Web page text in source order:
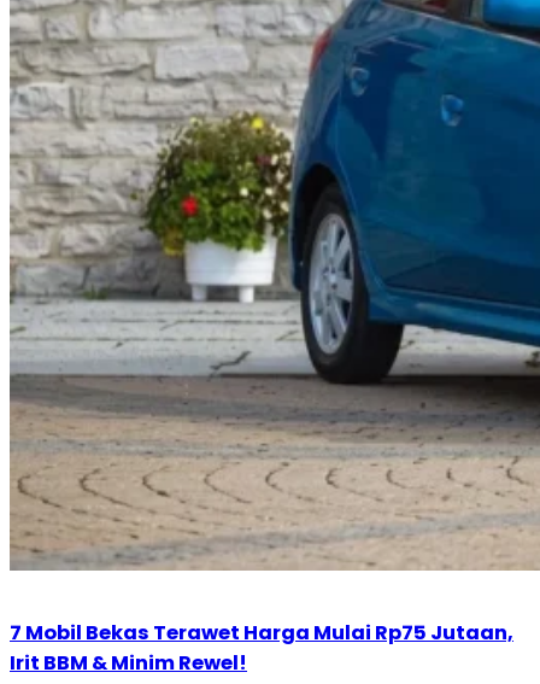
7 Mobil Bekas Terawet Harga Mulai Rp75 Jutaan,
Irit BBM & Minim Rewel!